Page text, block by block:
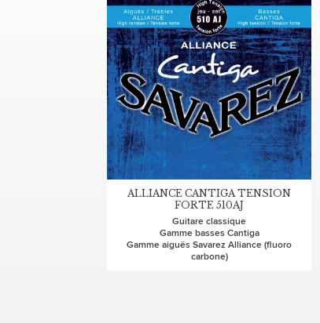
ALLIANCE CANTIGA TENSION
FORTE 510AJ
Guitare classique
Gamme basses Cantiga
Gamme aiguës Savarez Alliance (fluoro
carbone)